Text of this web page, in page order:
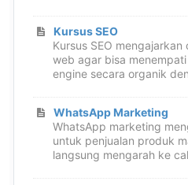
Kursus SEO
Kursus SEO
web agar bisa
engine secara organik
WhatsApp Marketing
WhatsApp marketing
untuk penjualan produk
langsung mengarah ke